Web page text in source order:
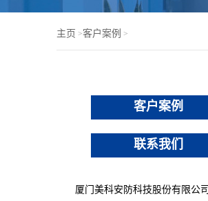
主页 >客户案例 >
客户案例
联系我们
厦门美科安防科技股份有限公司